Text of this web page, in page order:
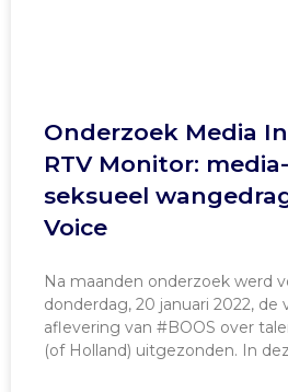
Onderzoek Media
RTV Monitor:
seksueel
Voice
Na maanden onderzoek werd
donderdag, 20 januari 2022, de
aflevering van #BOOS over
(of Holland) uitgezonden. In